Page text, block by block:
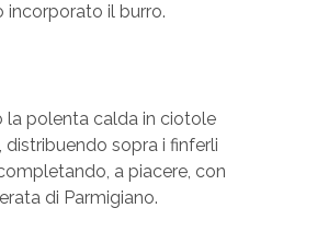
incorporato il burro.
la polenta calda in ciotole
distribuendo sopra i finferli
a piacere, con
di Parmigiano.